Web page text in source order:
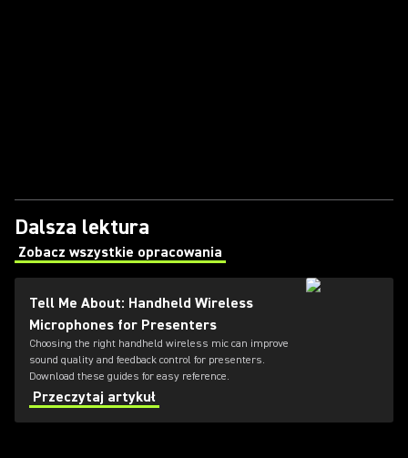
Dalsza lektura
Zobacz wszystkie opracowania
(Opens in a new tab)
Tell Me About: Handheld Wireless
Microphones for Presenters
Choosing the right handheld wireless mic can improve
sound quality and feedback control for presenters.
Download these guides for easy reference.
Przeczytaj artykuł